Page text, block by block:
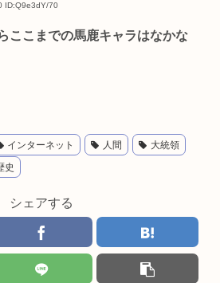
ID:Q9e3dY/70
ここまでの馬鹿キャラはなかな
インターネット 人間 大統領
史
シェアする